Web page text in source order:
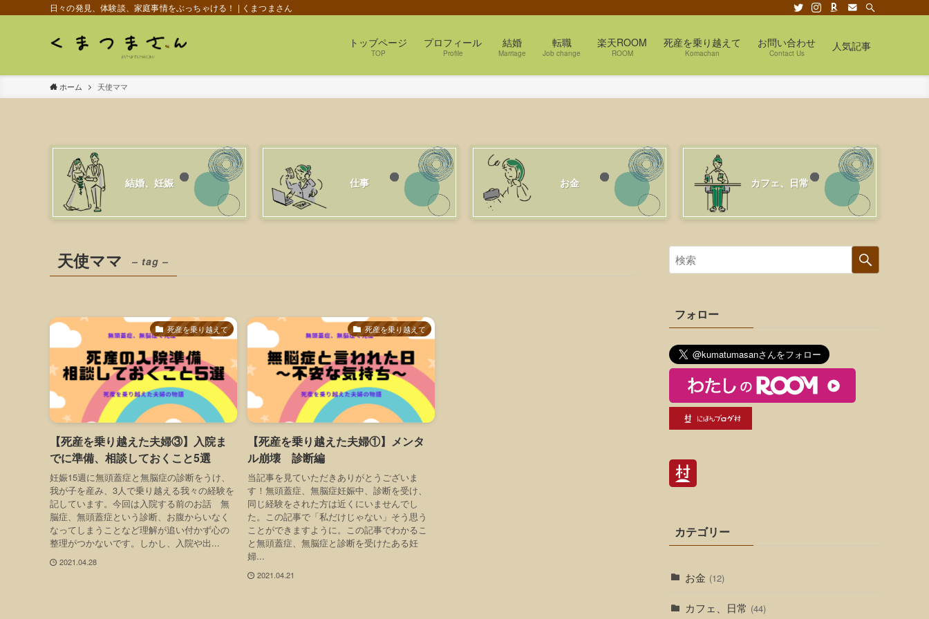
日々の発見、体験談、家庭事情をぶっちゃける！ | くまつまさん
トッブページ
TOP
プロフィール
Profile
結婚
Marriage
転職
Job change
楽天ROOM
ROOM
死産を乗り越えて
Komachan
お問い合わせ
Contact Us
人気記事
ホーム 天使ママ
結婚、妊娠 仕事 お金 カフェ、日常
天使ママ – tag –
死産を乗り越えて
【死産を乗り越えた夫婦③】入院ま
でに準備、相談しておくこと5選
妊娠15週に無頭蓋症と無脳症の診断をうけ、
我が子を産み、3人で乗り越える我々の経験を
記しています。今回は入院する前のお話 無
脳症、無頭蓋症という診断、お腹からいなく
なってしまうことなど理解が追い付かず心の
整理がつかないです。しかし、入院や出...
2021.04.28
死産を乗り越えて
【死産を乗り越えた夫婦①】メンタ
ル崩壊 診断編
当記事を見ていただきありがとうございま
す！無頭蓋症、無脳症妊娠中、診断を受け、
同じ経験をされた方は近くにいませんでし
た。この記事で「私だけじゃない」そう思う
ことができますように。この記事でわかるこ
と無頭蓋症、無脳症と診断を受けたある妊
婦...
2021.04.21
フォロー
カテゴリー
お金 (12)
カフェ、日常 (44)